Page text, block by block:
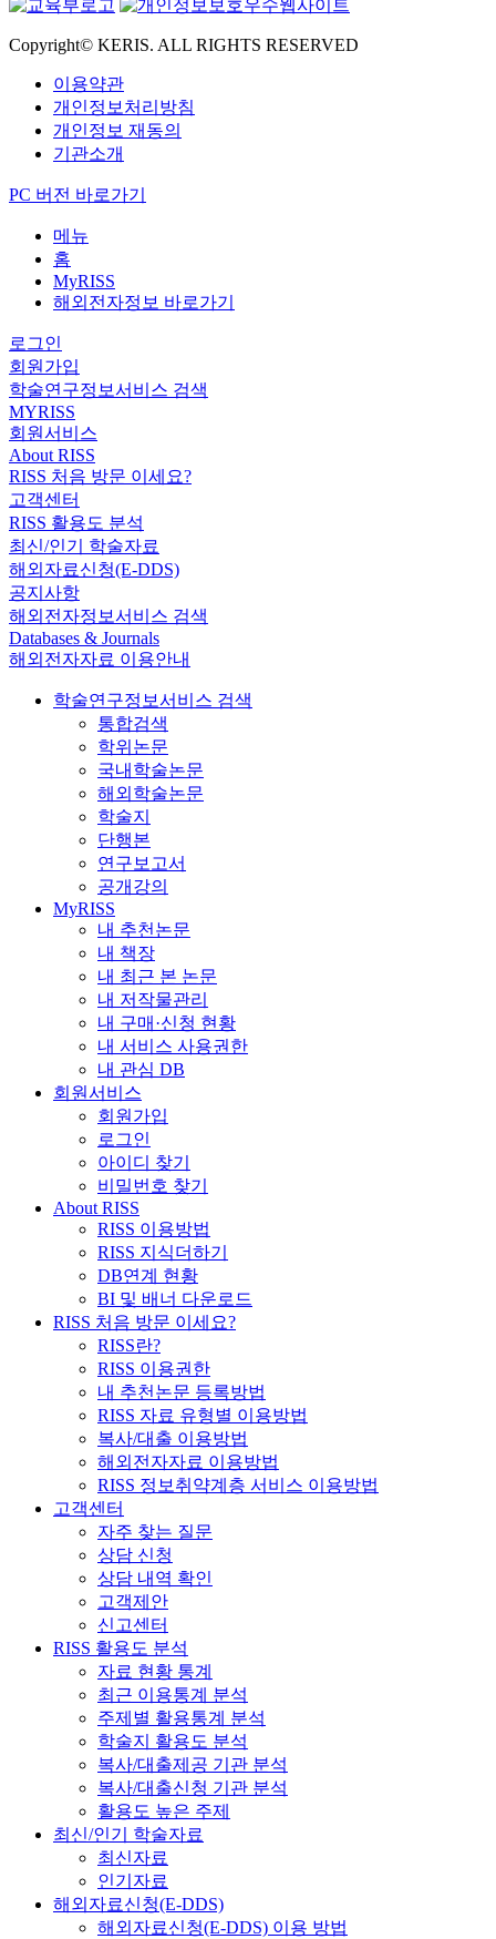
Copyright© KERIS. ALL RIGHTS RESERVED
이용약관
개인정보처리방침
개인정보 재동의
기관소개
PC 버전 바로가기
메뉴
홈
MyRISS
해외전자정보 바로가기
로그인
회원가입
학술연구정보서비스 검색
MYRISS
회원서비스
About RISS
RISS 처음 방문 이세요?
고객센터
RISS 활용도 분석
최신/인기 학술자료
해외자료신청(E-DDS)
공지사항
해외전자정보서비스 검색
Databases & Journals
해외전자자료 이용안내
학술연구정보서비스 검색
통합검색
학위논문
국내학술논문
해외학술논문
학술지
단행본
연구보고서
공개강의
MyRISS
내 추천논문
내 책장
내 최근 본 논문
내 저작물관리
내 구매·신청 현황
내 서비스 사용권한
내 관심 DB
회원서비스
회원가입
로그인
아이디 찾기
비밀번호 찾기
About RISS
RISS 이용방법
RISS 지식더하기
DB연계 현황
BI 및 배너 다운로드
RISS 처음 방문 이세요?
RISS란?
RISS 이용권한
내 추천논문 등록방법
RISS 자료 유형별 이용방법
복사/대출 이용방법
해외전자자료 이용방법
RISS 정보취약계층 서비스 이용방법
고객센터
자주 찾는 질문
상담 신청
상담 내역 확인
고객제안
신고센터
RISS 활용도 분석
자료 현황 통계
최근 이용통계 분석
주제별 활용통계 분석
학술지 활용도 분석
복사/대출제공 기관 분석
복사/대출신청 기관 분석
활용도 높은 주제
최신/인기 학술자료
최신자료
인기자료
해외자료신청(E-DDS)
해외자료신청(E-DDS) 이용 방법